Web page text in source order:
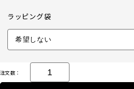
ラッピング袋
注文数：